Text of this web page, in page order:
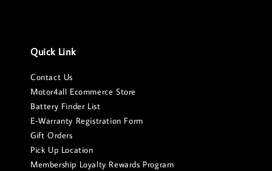
Quick Link
Contact Us
Motor4all Ecommerce Store
Battery Finder List
E-Warranty Registration Form
Gift Orders
Pick Up Location
Membership Loyalty Rewards Program